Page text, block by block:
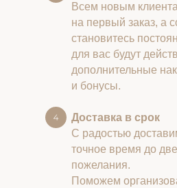
Всем новым
на первый заказ, а
становитесь
для вас будут
дополнительные
и бонусы.
Доставка в срок
С радостью
точное время до
пожелания.
Поможем